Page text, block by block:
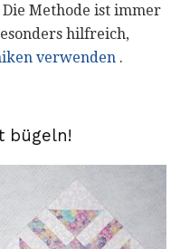
Methode ist immer
hilfreich,
verwenden .
bügeln!